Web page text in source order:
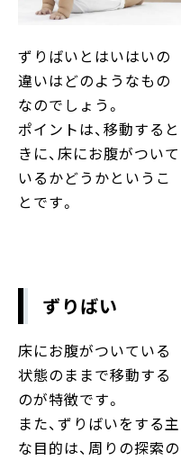
ずりばいとはいはいの
違いはどのようなもの
なのでしょう。
ポイントは、移動すると
きに、床にお腹がついて
いるかどうかというこ
とです。
ずりばい
床にお腹がついている
状態のままで移動する
のが特徴です。
また、ずりばいをする主
な目的は、周りの探索の